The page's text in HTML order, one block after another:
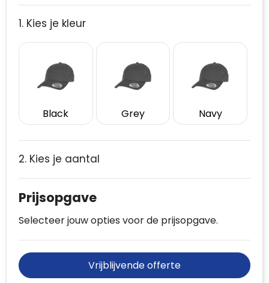
1. Kies je kleur
Black Grey Navy
2. Kies je aantal
Prijsopgave
Selecteer jouw opties voor de prijsopgave.
Vrijblijvende offerte